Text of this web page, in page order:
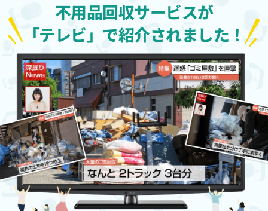
不用品回収サービスが
「テレビ」で紹介されました！